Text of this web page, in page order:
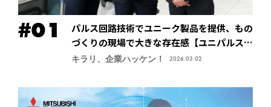
パルス回路技術でユニーク製品を提供、もの
づくりの現場で大きな存在感【ユニパルス株
式会社】
キラリ、企業ハッケン！ 2026.03.02